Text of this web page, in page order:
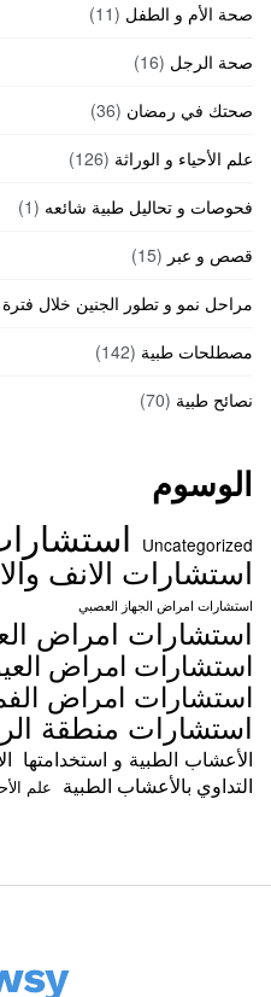
صحة الأم و الطفل (11)
صحة الرجل (16)
صحتك في رمضان (36)
علم الأحياء و الوراثة (126)
فحوصات و تحاليل طبية شائعه (1)
قصص و عبر (15)
مراحل نمو و تطور الجنين خلال
مصطلحات طبية (142)
نصائح طبية (70)
الوسوم
Uncategorized
استشارات الانف
استشارات امراض الجهاز العصبي
استشارات امراض
استشارات امراض
استشارات امراض
استشارات منطقة
الأعشاب الطبية و استخدامتها
التداوي بالأعشاب الطبية علم